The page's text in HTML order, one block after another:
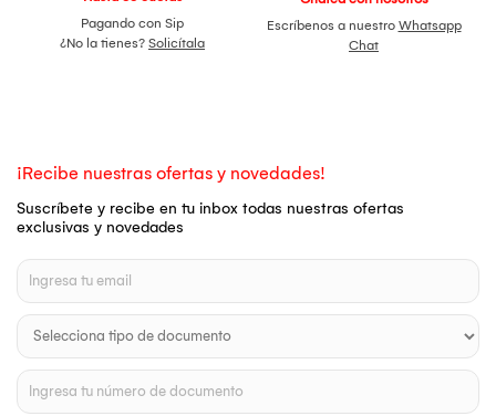
Pagando con Sip
¿No la tienes? Solicítala
Escríbenos a nuestro Whatsapp
Chat
¡Recibe nuestras ofertas y novedades!
Suscríbete y recibe en tu inbox todas nuestras ofertas
exclusivas y novedades